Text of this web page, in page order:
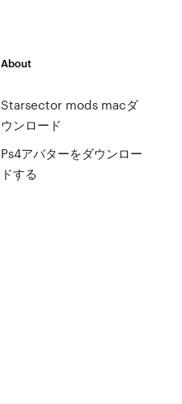
About
Starsector mods macダ
ウンロード
Ps4アバターをダウンロー
ドする